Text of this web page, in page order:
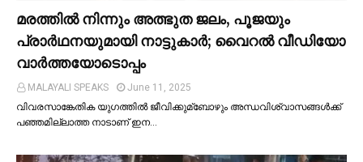
മരത്തില്‍ നിന്നും അത്ഭുത ജലം, പൂജയും
പ്രാര്‍ഥനയുമായി നാട്ടുകാര്‍; വൈറൽ വീഡിയോ
വാർത്തയോടൊപ്പം
MALAYALI SPEAKS
June 11, 2025
വിവരസാങ്കേതിക യുഗത്തില്‍ ജീവിക്കുമ്ബോഴും അന്ധവിശ്വാസങ്ങള്‍ക്ക്
പഞ്ഞമില്ലാത്ത നാടാണ് ഇന…